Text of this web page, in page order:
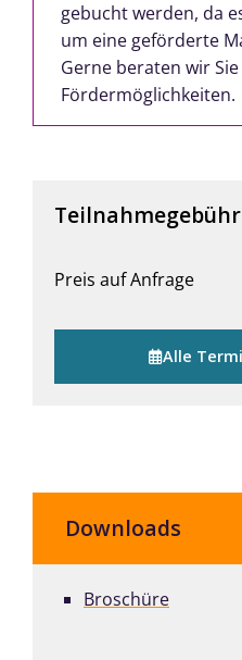
gebucht werden, da
um eine geförderte
Gerne beraten wir
Fördermöglichkeiten.
Teilnahmegebühr
Preis auf Anfrage
Alle
Downloads
Broschüre